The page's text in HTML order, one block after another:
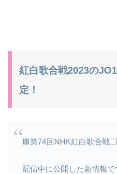
紅白歌合戦2023の
定！
🟥第74回NHK紅白歌合戦⬜️
配信中に公開した新情報で